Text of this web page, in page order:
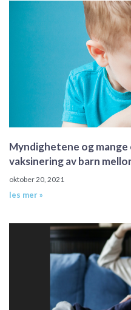
Myndighetene og
vaksinering av barn
oktober 20, 2021
les mer »